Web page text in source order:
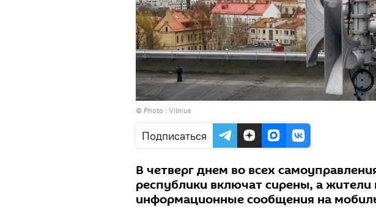
© Photo : Vilnius
Подписаться
В четверг днем во всех
республики включат сирены, а жители
информационные сообщения на